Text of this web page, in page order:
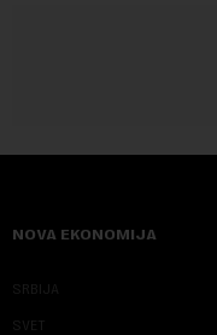
NOVA EKONOMIJA
SRBIJA
SVET